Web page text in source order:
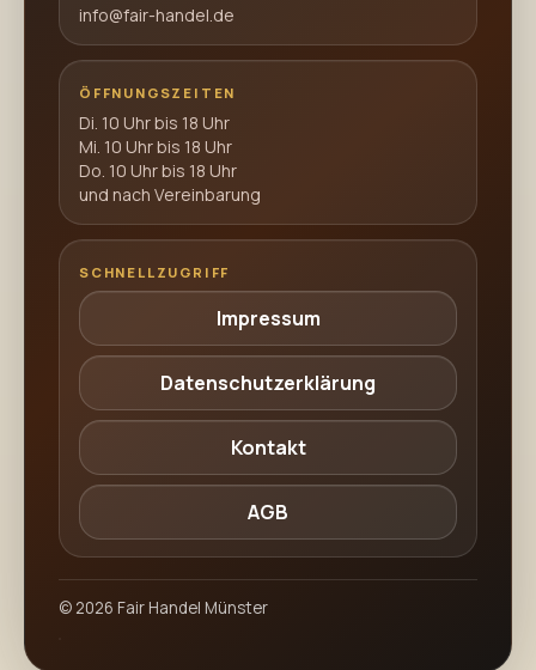
info@fair-handel.de
ÖFFNUNGSZEITEN
Di. 10 Uhr bis 18 Uhr
Mi. 10 Uhr bis 18 Uhr
Do. 10 Uhr bis 18 Uhr
und nach Vereinbarung
SCHNELLZUGRIFF
Impressum
Datenschutzerklärung
Kontakt
AGB
© 2026 Fair Handel Münster